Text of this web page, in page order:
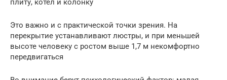
плиту, котел и колонку
Это важно и с практической точки зрения. На
перекрытие устанавливают люстры, и при меньшей
высоте человеку с ростом выше 1,7 м некомфортно
передвигаться